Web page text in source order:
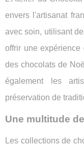
envers l'artisanat
avec soin, utilisant
offrir une expérience
des chocolats de
également les
préservation de
Une multitude
Les collections de